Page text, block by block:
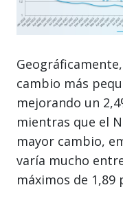
cambio más
mejorando un
mientras que el
mayor cambio,
varía mucho
máximos de 1,89